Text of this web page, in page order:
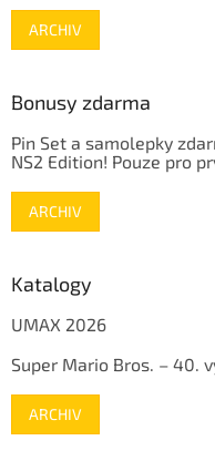
ARCHIV
Bonusy zdarma
Pin Set a samolepky
NS2 Edition! Pouze pro
ARCHIV
Katalogy
UMAX 2026
Super Mario Bros. – 40.
ARCHIV